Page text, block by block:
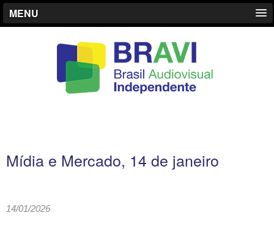
MENU
Mídia e Mercado, 14 de janeiro
14/01/2026